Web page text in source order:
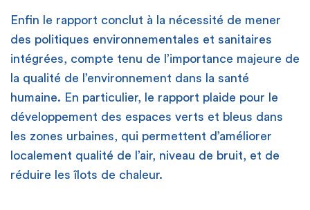
Enfin le rapport conclut à la nécessité de mener
des politiques environnementales et sanitaires
intégrées, compte tenu de l’importance majeure de
la qualité de l’environnement dans la santé
humaine. En particulier, le rapport plaide pour le
développement des espaces verts et bleus dans
les zones urbaines, qui permettent d’améliorer
localement qualité de l’air, niveau de bruit, et de
réduire les îlots de chaleur.